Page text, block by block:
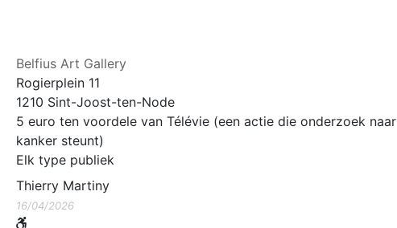
Belfius Art Gallery
Rogierplein 11
1210 Sint-Joost-ten-Node
5 euro ten voordele van Télévie (een actie die onderzoek naar
kanker steunt)
Elk type publiek
Thierry Martiny
16/04/2026